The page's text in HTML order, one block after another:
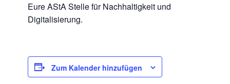
Eure AStA Stelle für Nachhaltigkeit und
Digitalisierung.
Zum Kalender hinzufügen